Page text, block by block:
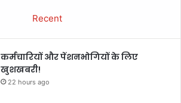
Recent
कर्मचारियों और पेंशनभोगियों के लिए
खुशखबरी!
22 hours ago